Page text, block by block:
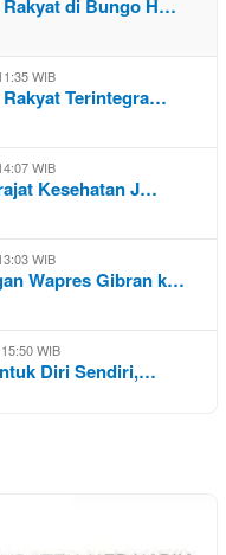
di Bungo H…
WIB
Terintegra…
WIB
Kesehatan J…
WIB
Wapres Gibran k…
WIB
Diri Sendiri,…